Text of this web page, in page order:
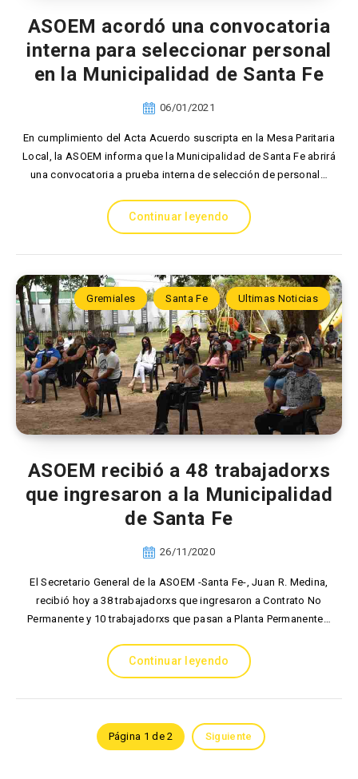
ASOEM acordó una convocatoria
interna para seleccionar personal
en la Municipalidad de Santa Fe
06/01/2021
En cumplimiento del Acta Acuerdo suscripta en la Mesa Paritaria
Local, la ASOEM informa que la Municipalidad de Santa Fe abrirá
una convocatoria a prueba interna de selección de personal…
Continuar leyendo
Gremiales Santa Fe Ultimas Noticias
ASOEM recibió a 48 trabajadorxs
que ingresaron a la Municipalidad
de Santa Fe
26/11/2020
El Secretario General de la ASOEM -Santa Fe-, Juan R. Medina,
recibió hoy a 38 trabajadorxs que ingresaron a Contrato No
Permanente y 10 trabajadorxs que pasan a Planta Permanente…
Continuar leyendo
Página 1 de 2 Siguiente